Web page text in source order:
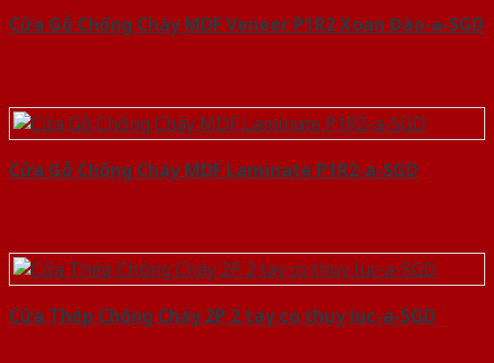
Cửa Gỗ Chống Cháy MDF Veneer P1R2 Xoan Đào-a-SGD
Cửa Gỗ Chống Cháy MDF Laminate P1R2-a-SGD
Cửa Thép Chống Cháy 2P 2 tay co thuy luc-a-SGD